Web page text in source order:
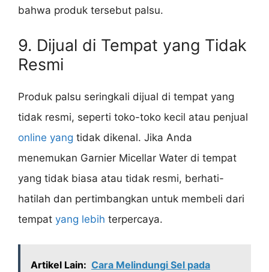
bahwa produk tersebut palsu.
9. Dijual di Tempat yang Tidak
Resmi
Produk palsu seringkali dijual di tempat yang
tidak resmi, seperti toko-toko kecil atau penjual
online yang tidak dikenal. Jika Anda
menemukan Garnier Micellar Water di tempat
yang tidak biasa atau tidak resmi, berhati-
hatilah dan pertimbangkan untuk membeli dari
tempat yang lebih terpercaya.
Artikel Lain: Cara Melindungi Sel pada